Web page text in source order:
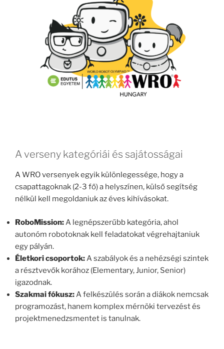
A verseny kategóriái és sajátosságai
A WRO versenyek egyik különlegessége, hogy a
csapattagoknak (2-3 fő) a helyszínen, külső segítség
nélkül kell megoldaniuk az éves kihívásokat.
RoboMission:A legnépszerűbb kategória, ahol
autonóm robotoknak kell feladatokat végrehajtaniuk
egy pályán.
Életkori csoportok:A szabályok és a nehézségi szintek
a résztvevők korához (Elementary, Junior, Senior)
igazodnak.
Szakmai fókusz:A felkészülés során a diákok nemcsak
programozást, hanem komplex mérnöki tervezést és
projektmenedzsmentet is tanulnak.